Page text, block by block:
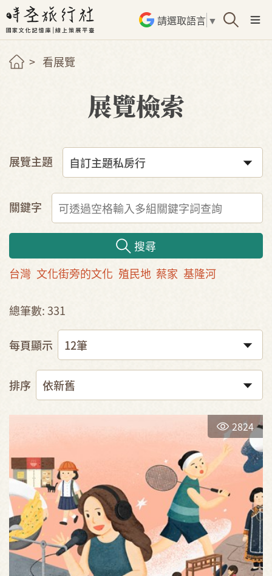
請選取語言 ▼
看展覽
展覽檢索
展覽主題
關鍵字
搜尋
台灣 文化街旁的文化 殖民地 蔡家 基隆河
總筆數: 331
每頁顯示
排序
2824